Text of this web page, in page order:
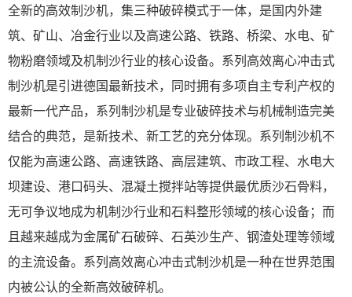
全新的高效制沙机，集三种破碎模式于一体，是国内外建
筑、矿山、冶金行业以及高速公路、铁路、桥梁、水电、矿
物粉磨领域及机制沙行业的核心设备。系列高效离心冲击式
制沙机是引进德国最新技术，同时拥有多项自主专利产权的
最新一代产品，系列制沙机是专业破碎技术与机械制造完美
结合的典范，是新技术、新工艺的充分体现。系列制沙机不
仅能为高速公路、高速铁路、高层建筑、市政工程、水电大
坝建设、港口码头、混凝土搅拌站等提供最优质沙石骨料，
无可争议地成为机制沙行业和石料整形领域的核心设备；而
且越来越成为金属矿石破碎、石英沙生产、钢渣处理等领域
的主流设备。系列高效离心冲击式制沙机是一种在世界范围
内被公认的全新高效破碎机。